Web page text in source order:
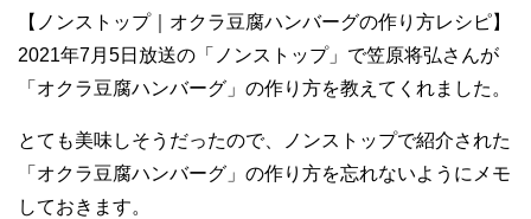
【ノンストップ｜オクラ豆腐ハンバーグの作り方レシピ】
2021年7月5日放送の「ノンストップ」で笠原将弘さんが
「オクラ豆腐ハンバーグ」の作り方を教えてくれました。
とても美味しそうだったので、ノンストップで紹介された
「オクラ豆腐ハンバーグ」の作り方を忘れないようにメモ
しておきます。